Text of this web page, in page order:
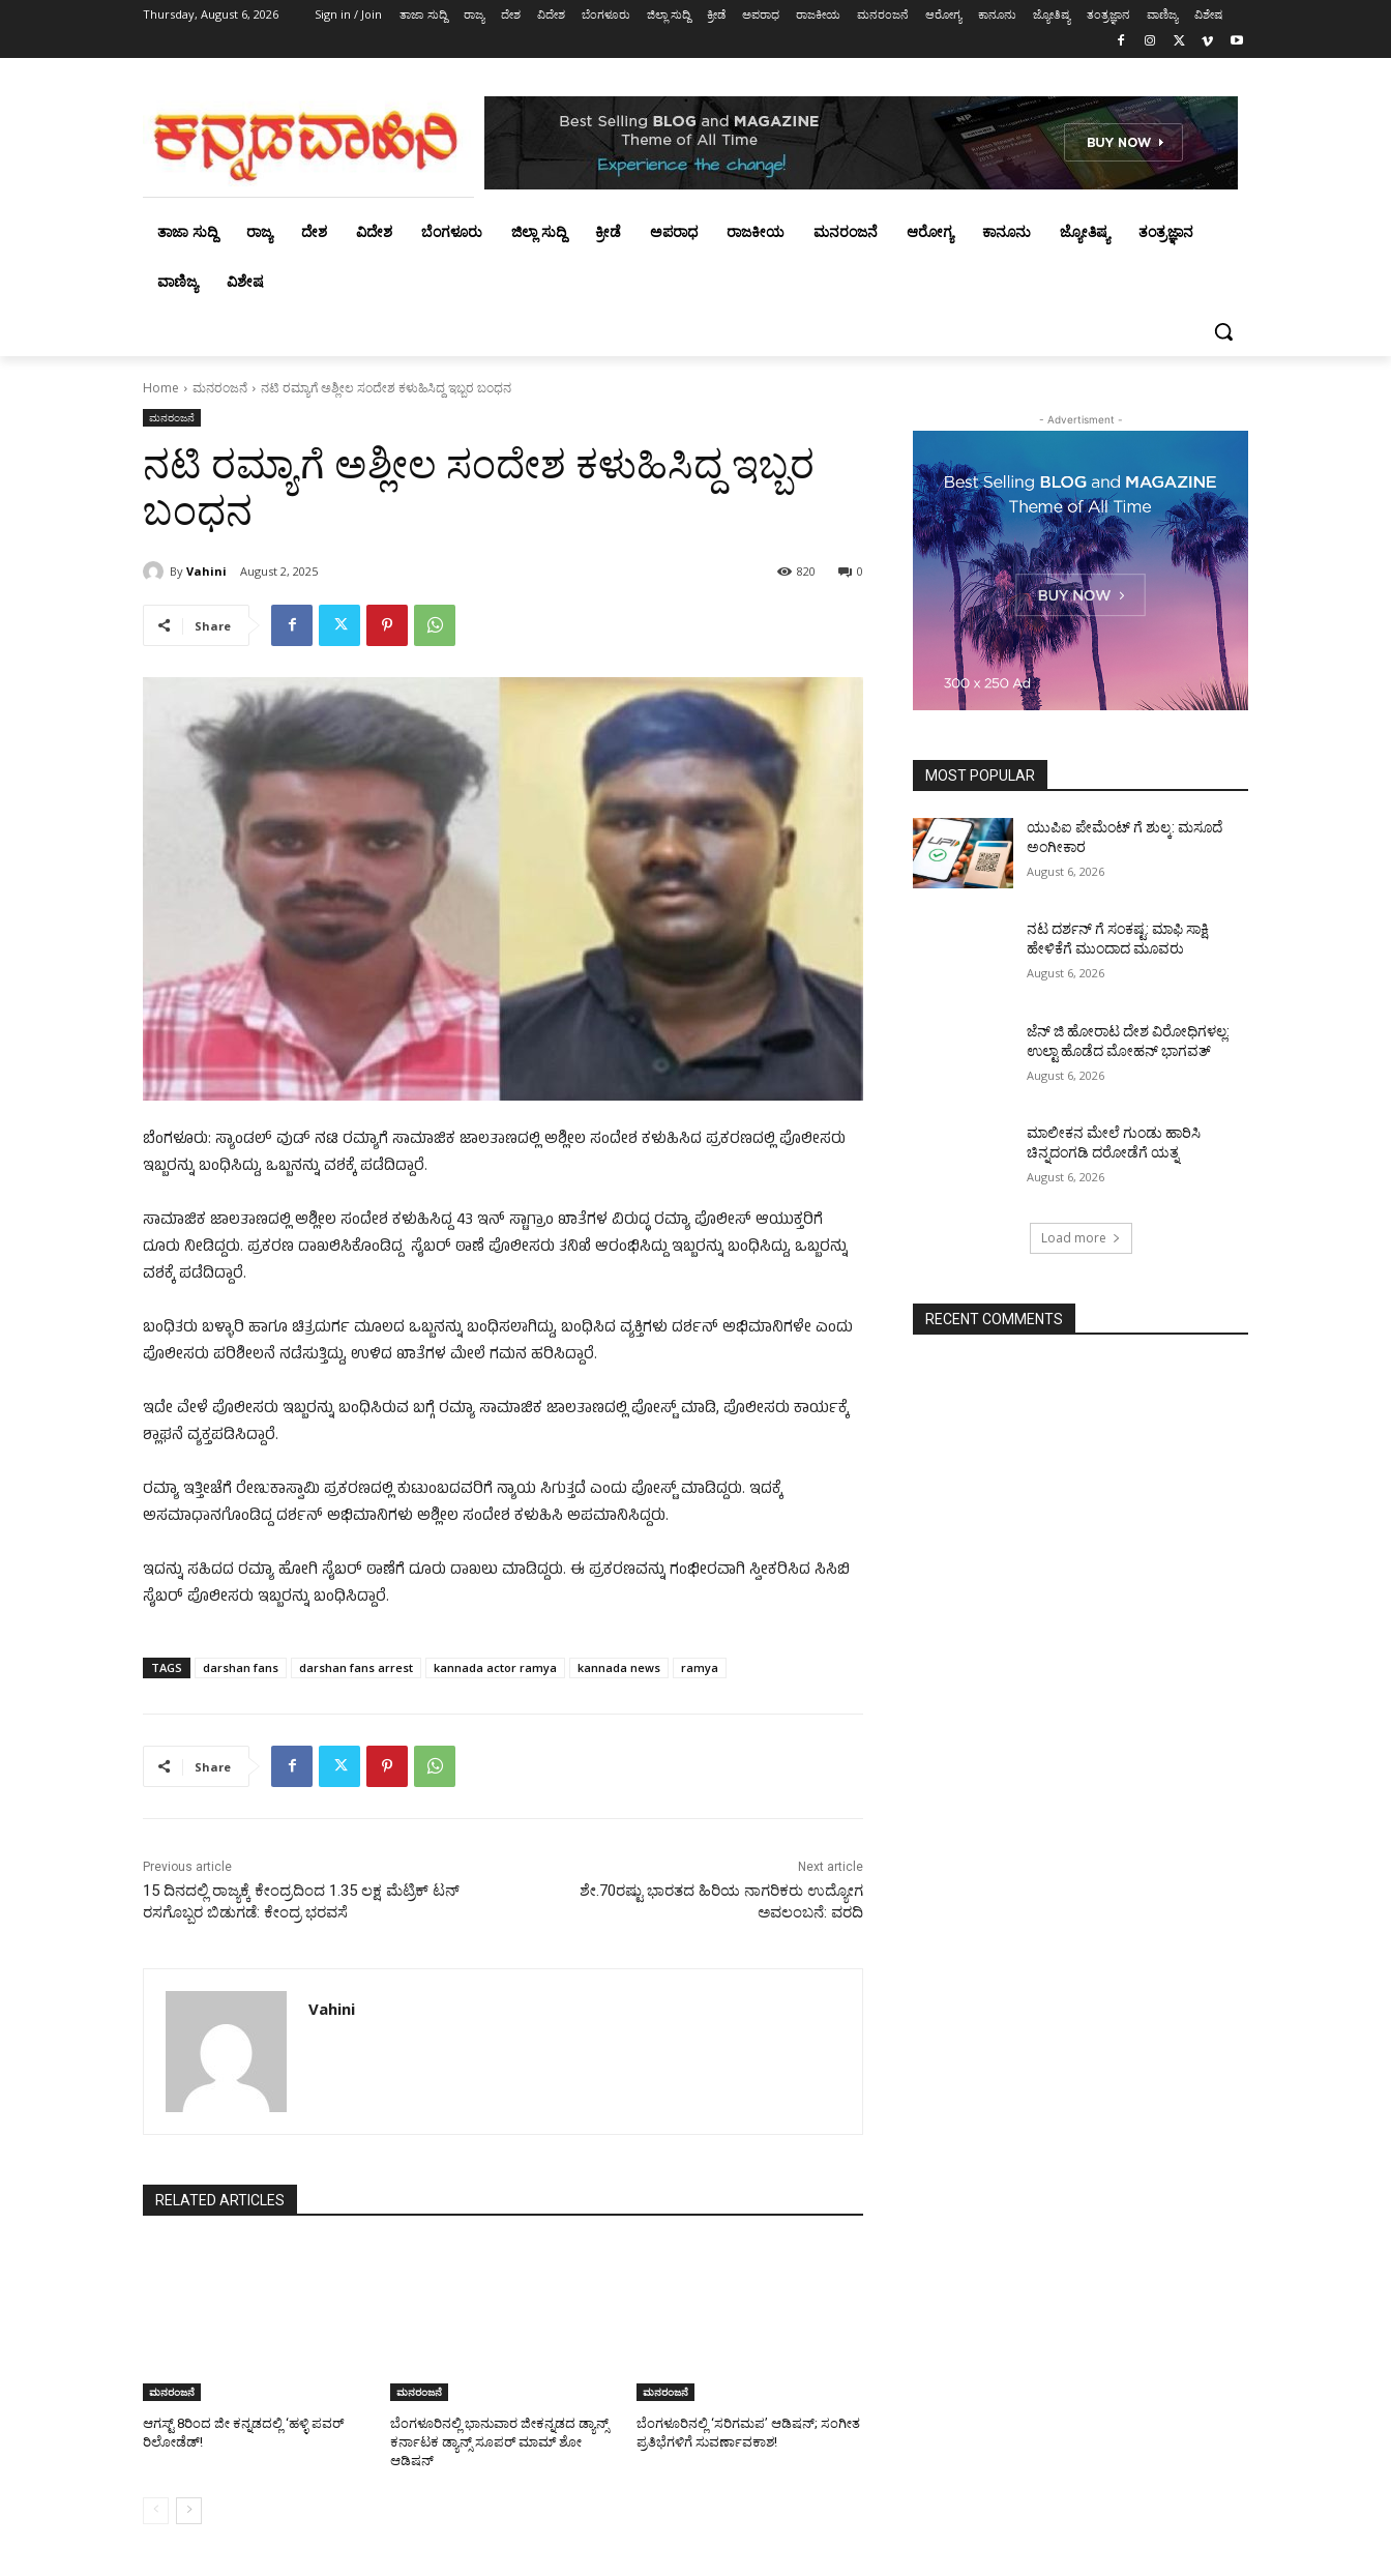
Thursday, August 6, 2026 Sign in / Join ತಾಜಾ ಸುದ್ದಿ ರಾಜ್ಯ ದೇಶ ವಿದೇಶ ಬೆಂಗಳೂರು ಜಿಲ್ಲಾ ಸುದ್ದಿ ಕ್ರೀಡೆ ಅಪರಾಧ ರಾಜಕೀಯ ಮನರಂಜನೆ ಆರೋಗ್ಯ ಕಾನೂನು ಜ್ಯೋತಿಷ್ಯ ತಂತ್ರಜ್ಞಾನ ವಾಣಿಜ್ಯ ವಿಶೇಷ
ತಾಜಾ ಸುದ್ದಿ ರಾಜ್ಯ ದೇಶ ವಿದೇಶ ಬೆಂಗಳೂರು ಜಿಲ್ಲಾ ಸುದ್ದಿ ಕ್ರೀಡೆ ಅಪರಾಧ ರಾಜಕೀಯ ಮನರಂಜನೆ ಆರೋಗ್ಯ ಕಾನೂನು ಜ್ಯೋತಿಷ್ಯ ತಂತ್ರಜ್ಞಾನ
ವಾಣಿಜ್ಯ ವಿಶೇಷ
Home ಮನರಂಜನೆ ನಟಿ ರಮ್ಯಾಗೆ ಅಶ್ಲೀಲ ಸಂದೇಶ ಕಳುಹಿಸಿದ್ದ ಇಬ್ಬರ ಬಂಧನ
ಮನರಂಜನೆ
ನಟಿ ರಮ್ಯಾಗೆ ಅಶ್ಲೀಲ ಸಂದೇಶ ಕಳುಹಿಸಿದ್ದ ಇಬ್ಬರ
ಬಂಧನ
By Vahini August 2, 2025 0
820
Share
ಬೆಂಗಳೂರು: ಸ್ಯಾಂಡಲ್ ವುಡ್ ನಟಿ ರಮ್ಯಾಗೆ ಸಾಮಾಜಿಕ ಜಾಲತಾಣದಲ್ಲಿ ಅಶ್ಲೀಲ ಸಂದೇಶ ಕಳುಹಿಸಿದ ಪ್ರಕರಣದಲ್ಲಿ ಪೊಲೀಸರು
ಇಬ್ಬರನ್ನು ಬಂಧಿಸಿದ್ದು, ಒಬ್ಬನನ್ನು ವಶಕ್ಕೆ ಪಡೆದಿದ್ದಾರೆ.
ಸಾಮಾಜಿಕ ಜಾಲತಾಣದಲ್ಲಿ ಅಶ್ಲೀಲ ಸಂದೇಶ ಕಳುಹಿಸಿದ್ದ 43 ಇನ್ ಸ್ಟಾಗ್ರಾಂ ಖಾತೆಗಳ ವಿರುದ್ಧ ರಮ್ಯಾ ಪೊಲೀಸ್ ಆಯುಕ್ತರಿಗೆ
ದೂರು ನೀಡಿದ್ದರು. ಪ್ರಕರಣ ದಾಖಲಿಸಿಕೊಂಡಿದ್ದ ಸೈಬರ್ ಠಾಣೆ ಪೊಲೀಸರು ತನಿಖೆ ಆರಂಭಿಸಿದ್ದು ಇಬ್ಬರನ್ನು ಬಂಧಿಸಿದ್ದು, ಒಬ್ಬರನ್ನು
ವಶಕ್ಕೆ ಪಡೆದಿದ್ದಾರೆ.
ಬಂಧಿತರು ಬಳ್ಳಾರಿ ಹಾಗೂ ಚಿತ್ರದುರ್ಗ ಮೂಲದ ಒಬ್ಬನನ್ನು ಬಂಧಿಸಲಾಗಿದ್ದು, ಬಂಧಿಸಿದ ವ್ಯಕ್ತಿಗಳು ದರ್ಶನ್ ಅಭಿಮಾನಿಗಳೇ ಎಂದು
ಪೊಲೀಸರು ಪರಿಶೀಲನೆ ನಡೆಸುತ್ತಿದ್ದು, ಉಳಿದ ಖಾತೆಗಳ ಮೇಲೆ ಗಮನ ಹರಿಸಿದ್ದಾರೆ.
ಇದೇ ವೇಳೆ ಪೊಲೀಸರು ಇಬ್ಬರನ್ನು ಬಂಧಿಸಿರುವ ಬಗ್ಗೆ ರಮ್ಯಾ ಸಾಮಾಜಿಕ ಜಾಲತಾಣದಲ್ಲಿ ಪೋಸ್ಟ್ ಮಾಡಿ, ಪೊಲೀಸರು ಕಾರ್ಯಕ್ಕೆ
ಶ್ಲಾಘನೆ ವ್ಯಕ್ತಪಡಿಸಿದ್ದಾರೆ.
ರಮ್ಯಾ ಇತ್ತೀಚೆಗೆ ರೇಣುಕಾಸ್ವಾಮಿ ಪ್ರಕರಣದಲ್ಲಿ ಕುಟುಂಬದವರಿಗೆ ನ್ಯಾಯ ಸಿಗುತ್ತದೆ ಎಂದು ಪೋಸ್ಟ್ ಮಾಡಿದ್ದರು. ಇದಕ್ಕೆ
ಅಸಮಾಧಾನಗೊಂಡಿದ್ದ ದರ್ಶನ್ ಅಭಿಮಾನಿಗಳು ಅಶ್ಲೀಲ ಸಂದೇಶ ಕಳುಹಿಸಿ ಅಪಮಾನಿಸಿದ್ದರು.
ಇದನ್ನು ಸಹಿದದ ರಮ್ಯಾ ಹೋಗಿ ಸೈಬರ್ ಠಾಣೆಗೆ ದೂರು ದಾಖಲು ಮಾಡಿದ್ದರು. ಈ ಪ್ರಕರಣವನ್ನು ಗಂಭೀರವಾಗಿ ಸ್ವೀಕರಿಸಿದ ಸಿಸಿಬಿ
ಸೈಬರ್ ಪೊಲೀಸರು ಇಬ್ಬರನ್ನು ಬಂಧಿಸಿದ್ದಾರೆ.
TAGS darshan fans darshan fans arrest kannada actor ramya kannada news ramya
Share
Previous article
15 ದಿನದಲ್ಲಿ ರಾಜ್ಯಕ್ಕೆ ಕೇಂದ್ರದಿಂದ 1.35 ಲಕ್ಷ ಮೆಟ್ರಿಕ್ ಟನ್
ರಸಗೊಬ್ಬರ ಬಿಡುಗಡೆ: ಕೇಂದ್ರ ಭರವಸೆ
Next article
ಶೇ.70ರಷ್ಟು ಭಾರತದ ಹಿರಿಯ ನಾಗರಿಕರು ಉದ್ಯೋಗ
ಅವಲಂಬನೆ: ವರದಿ
Vahini
RELATED ARTICLES
ಮನರಂಜನೆ
ಆಗಸ್ಟ್ 8ರಿಂದ ಜೀ ಕನ್ನಡದಲ್ಲಿ ‘ಹಳ್ಳಿ ಪವರ್
ರಿಲೋಡೆಡ್!
ಮನರಂಜನೆ
ಬೆಂಗಳೂರಿನಲ್ಲಿ ಭಾನುವಾರ ಜೀಕನ್ನಡದ ಡ್ಯಾನ್ಸ್
ಕರ್ನಾಟಕ ಡ್ಯಾನ್ಸ್ ಸೂಪರ್ ಮಾಮ್ ಶೋ
ಆಡಿಷನ್
ಮನರಂಜನೆ
ಬೆಂಗಳೂರಿನಲ್ಲಿ ‘ಸರಿಗಮಪ’ ಆಡಿಷನ್; ಸಂಗೀತ
ಪ್ರತಿಭೆಗಳಿಗೆ ಸುವರ್ಣಾವಕಾಶ!
- Advertisment -
MOST POPULAR
ಯುಪಿಐ ಪೇಮೆಂಟ್ ಗೆ ಶುಲ್ಕ: ಮಸೂದೆ
ಅಂಗೀಕಾರ
August 6, 2026
ನಟ ದರ್ಶನ್ ಗೆ ಸಂಕಷ್ಟ: ಮಾಫಿ ಸಾಕ್ಷಿ
ಹೇಳಿಕೆಗೆ ಮುಂದಾದ ಮೂವರು
August 6, 2026
ಜೆನ್ ಜಿ ಹೋರಾಟ ದೇಶ ವಿರೋಧಿಗಳಲ್ಲ:
ಉಲ್ಟಾ ಹೊಡೆದ ಮೋಹನ್ ಭಾಗವತ್
August 6, 2026
ಮಾಲೀಕನ ಮೇಲೆ ಗುಂಡು ಹಾರಿಸಿ
ಚಿನ್ನದಂಗಡಿ ದರೋಡೆಗೆ ಯತ್ನ
August 6, 2026
Load more
RECENT COMMENTS